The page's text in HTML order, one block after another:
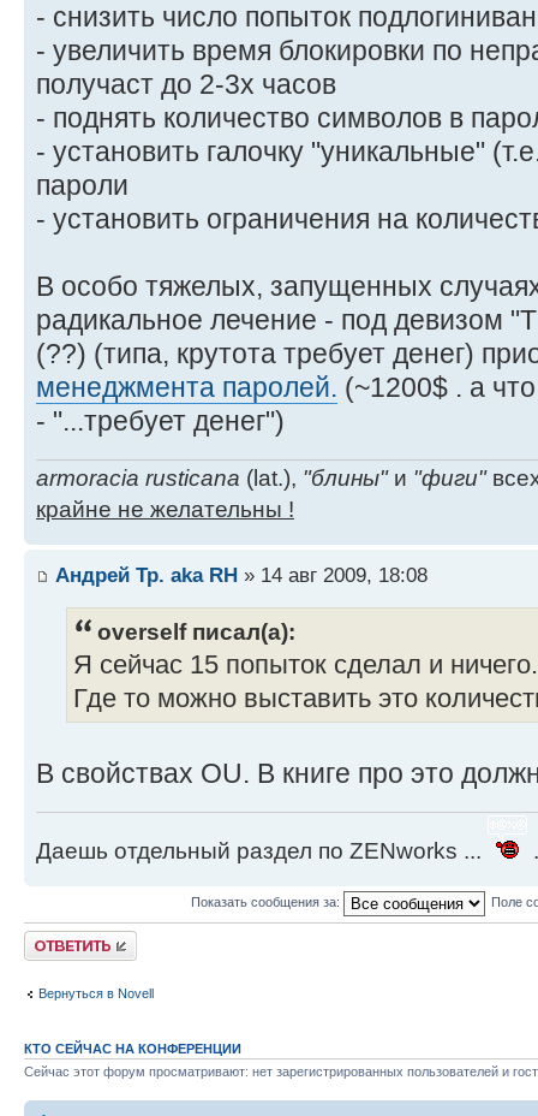
- снизить число попыток
- увеличить время блокировки по
получаст до 2-3х часов
- поднять количество символов в
- установить галочку "уникальные"
пароли
- установить ограничения на
В особо тяжелых, запущенных
радикальное лечение - под девизом
(??) (типа, крутота требует денег)
менеджмента паролей. (~1200$ . а
- "...требует денег")
armoracia rusticana (lat.), "блины"и "фиги"
крайне не желательны !
Андрей Тр. aka RH » 14 авг 2009, 18:08
overself писал(а):
Я сейчас 15 попыток сделал и
Где то можно выставить это
В свойствах OU. В книге про это
Даешь отдельный раздел по ZENworks ...
Показать сообщения за: Поле
Ответить
Вернуться в Novell
КТО СЕЙЧАС НА КОНФЕРЕНЦИИ
Сейчас этот форум просматривают: нет зарегистрированных пользователей и